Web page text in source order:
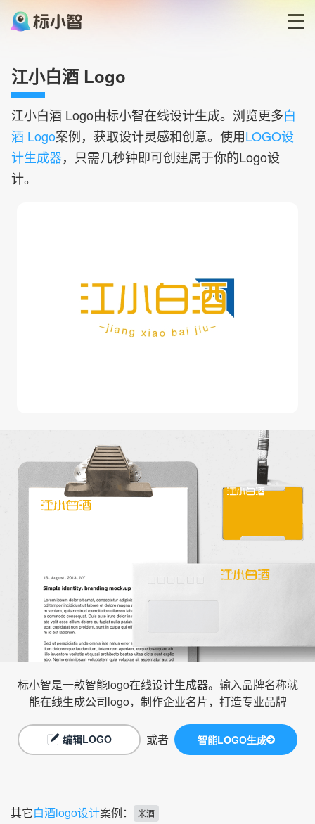
LOGO生成器
LOGO模板
江小白酒 Logo
江小白酒 Logo由标小智在线设计生成。浏览更多白
酒 Logo案例，获取设计灵感和创意。使用LOGO设
计生成器，只需几秒钟即可创建属于你的Logo设
计。
标小智是一款智能logo在线设计生成器。输入品牌名称就
能在线生成公司logo，制作企业名片，打造专业品牌
编辑LOGO 或者 智能LOGO生成
其它白酒logo设计案例： 米酒